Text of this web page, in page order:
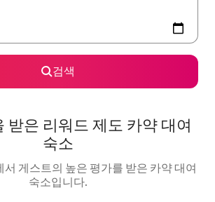
검색
받은 리워드 제도 카약 대여
숙소
서 게스트의 높은 평가를 받은 카약 대여
숙소입니다.